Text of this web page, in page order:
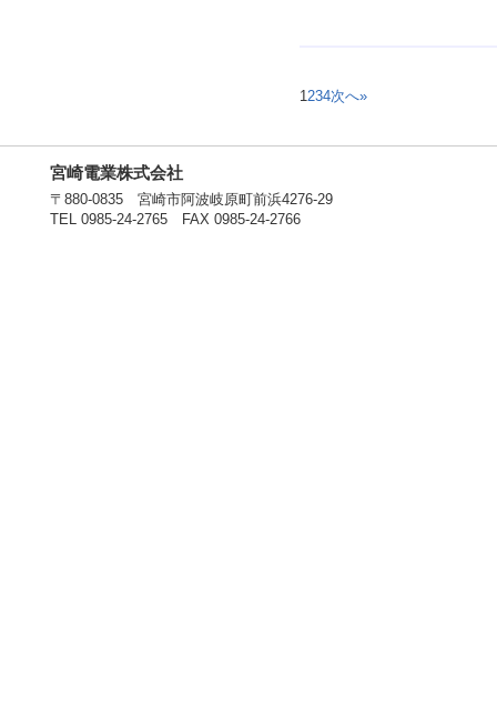
1234次へ»
宮崎電業株式会社
〒880-0835 宮崎市阿波岐原町前浜4276-29
TEL 0985-24-2765 FAX 0985-24-2766